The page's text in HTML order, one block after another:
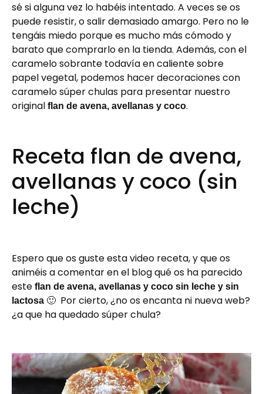
sé si alguna vez lo habéis intentado. A veces se os
puede resistir, o salir demasiado amargo. Pero no le
tengáis miedo porque es mucho más cómodo y
barato que comprarlo en la tienda. Además, con el
caramelo sobrante todavía en caliente sobre
papel vegetal, podemos hacer decoraciones con
caramelo súper chulas para presentar nuestro
original flan de avena, avellanas y coco.
Receta flan de avena,
avellanas y coco (sin
leche)
Espero que os guste esta video receta, y que os
animéis a comentar en el blog qué os ha parecido
este flan de avena, avellanas y coco sin leche y sin
lactosa 🙂 Por cierto, ¿no os encanta ni nueva web?
¿a que ha quedado súper chula?